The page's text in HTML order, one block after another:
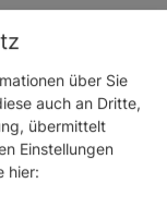
über Sie
auch an Dritte,
übermittelt
Einstellungen
hier: